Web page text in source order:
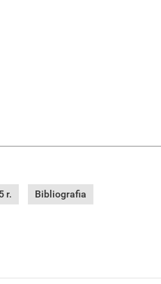
r. Bibliografia